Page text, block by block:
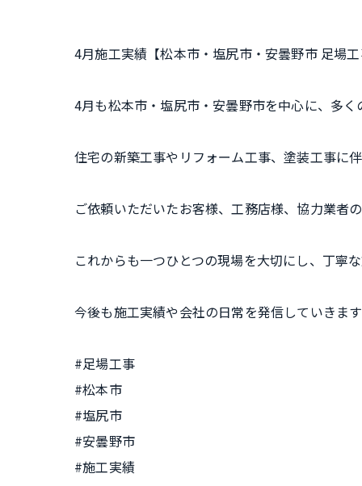
4月施工実績【松本市・塩尻市・安曇野市 足場工
4月も松本市・塩尻市・安曇野市を中心に、多く
住宅の新築工事やリフォーム工事、塗装工事に
ご依頼いただいたお客様、工務店様、協力業者
これからも一つひとつの現場を大切にし、丁寧
今後も施工実績や会社の日常を発信していきま
#足場工事
#松本市
#塩尻市
#安曇野市
#施工実績